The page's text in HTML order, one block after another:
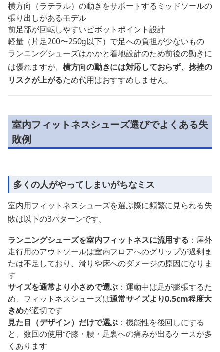
横方向（ラテラル）の動きをサポートするミッドソールの
張り出しがあるモデル
前足部が回転しやすいピボットポイント設計
軽量（片足200〜250g以下）で足への負担が少ないもの
ランニングシューズはかかと着地設計のため前後の動きに
は優れますが、 横方向の動きには対応しておらず、捻挫の
リスクが上がるため代用はおすすめしません。
室内フィットネスシューズ選びでよくある失
敗例
多くの人がやってしまいがちなミス
室内用フィットネスシューズを選ぶ際に頻繁に見られる失
敗は以下の3パターンです。
ランニングシューズを室内フィットネスに流用する ：屋外
走行用のアウトソールは室内フロアへのグリップが過剰ま
たは不足しており、滑りや床へのダメージの原因になりま
す
サイズを通常より小さめで選ぶ ：運動中は足が膨張するた
め、フィットネスシューズは通常サイズより0.5cm程度大
きめが適切です
見た目（デザイン）だけで選ぶ ：機能性を後回しにする
と、数回の使用で膝・腰・足裏への痛みが出るケースが多
くあります